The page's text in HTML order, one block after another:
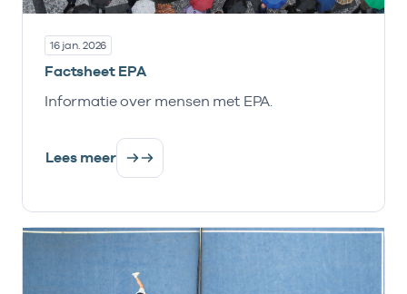
16 jan. 2026
Factsheet EPA
Informatie over mensen met EPA.
Lees meer